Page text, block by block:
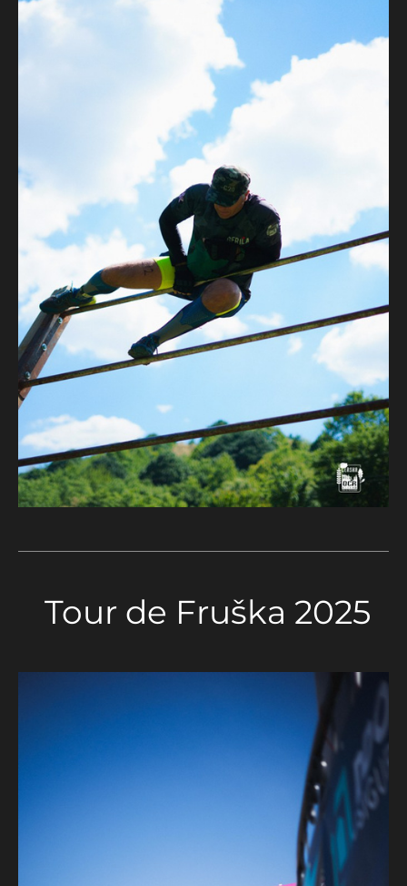
Tour de Fruška 2025